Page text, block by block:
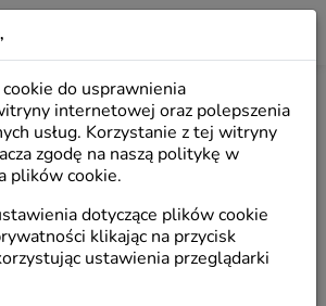
I KRASNALE
Anioły popularne
kolekcje
Art Styl Skandynawski
do usprawnienia
internetowej oraz polepszenia
usług. Korzystanie z tej witryny
zgodę na naszą politykę w
plików cookie.
dotyczące plików cookie
klikając na przycisk
ustawienia przeglądarki